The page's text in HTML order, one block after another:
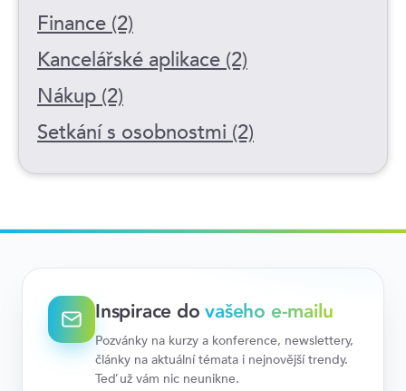
Finance (2)
Kancelářské aplikace (2)
Nákup (2)
Setkání s osobnostmi (2)
Inspirace dovašeho e-mailu
Pozvánky na kurzy a konference, newslettery,
články na aktuální témata i nejnovější trendy.
Teď už vám nic neunikne.